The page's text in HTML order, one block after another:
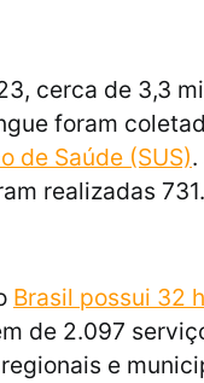
cerca de 3,3
foram
de Saúde (SUS)
realizadas
Brasil possui 32
de 2.097
e